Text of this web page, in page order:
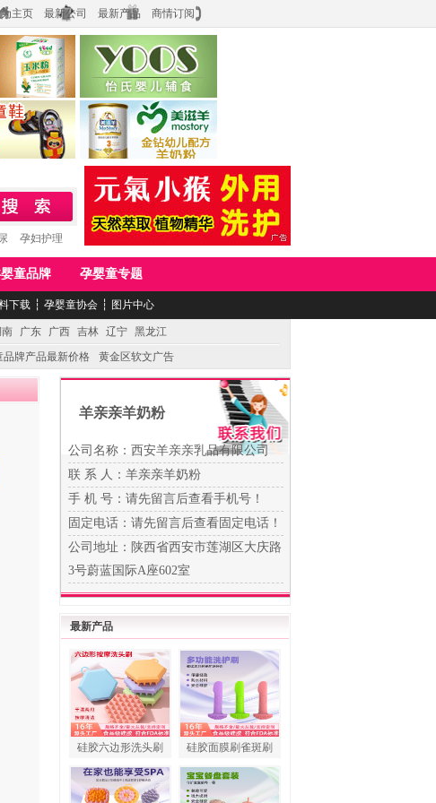
主页 最新公司 最新产品 商情订阅
儿童食品 上海怡氏食品科技有限公司
湖南美滋生物科技有限公司
孕妇护理
童品牌 孕婴童专题
下载 ┆ 孕婴童协会 ┆ 图片中心
广东 广西 吉林 辽宁 黑龙江
品牌产品最新价格 黄金区软文广告
羊亲亲羊奶粉
公司名称：西安羊亲亲乳品有限公司
联 系 人：羊亲亲羊奶粉
手 机 号： 请先留言后查看手机号！
固定电话： 请先留言后查看固定电话！
公司地址：陕西省西安市莲湖区大庆路
3号蔚蓝国际A座602室
最新产品
硅胶六边形洗头刷 硅胶面膜刷雀斑刷